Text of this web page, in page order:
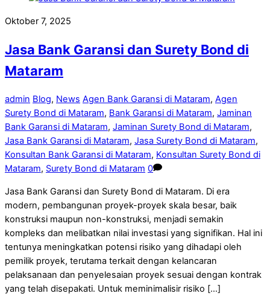
Oktober 7, 2025
Jasa Bank Garansi dan Surety Bond di
Mataram
admin Blog, News Agen Bank Garansi di Mataram, Agen
Surety Bond di Mataram, Bank Garansi di Mataram, Jaminan
Bank Garansi di Mataram, Jaminan Surety Bond di Mataram,
Jasa Bank Garansi di Mataram, Jasa Surety Bond di Mataram,
Konsultan Bank Garansi di Mataram, Konsultan Surety Bond di
Mataram, Surety Bond di Mataram 0
Jasa Bank Garansi dan Surety Bond di Mataram. Di era
modern, pembangunan proyek-proyek skala besar, baik
konstruksi maupun non-konstruksi, menjadi semakin
kompleks dan melibatkan nilai investasi yang signifikan. Hal ini
tentunya meningkatkan potensi risiko yang dihadapi oleh
pemilik proyek, terutama terkait dengan kelancaran
pelaksanaan dan penyelesaian proyek sesuai dengan kontrak
yang telah disepakati. Untuk meminimalisir risiko […]